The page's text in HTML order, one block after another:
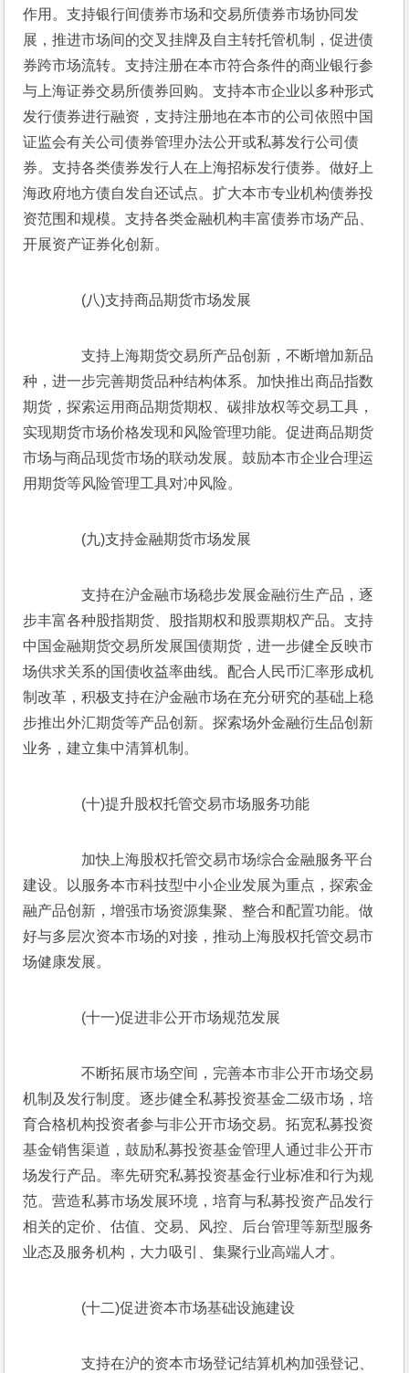
作用。支持银行间债券市场和交易所债券市场协同发
展，推进市场间的交叉挂牌及自主转托管机制，促进债
券跨市场流转。支持注册在本市符合条件的商业银行参
与上海证券交易所债券回购。支持本市企业以多种形式
发行债券进行融资，支持注册地在本市的公司依照中国
证监会有关公司债券管理办法公开或私募发行公司债
券。支持各类债券发行人在上海招标发行债券。做好上
海政府地方债自发自还试点。扩大本市专业机构债券投
资范围和规模。支持各类金融机构丰富债券市场产品、
开展资产证券化创新。
(八)支持商品期货市场发展
支持上海期货交易所产品创新，不断增加新品
种，进一步完善期货品种结构体系。加快推出商品指数
期货，探索运用商品期货期权、碳排放权等交易工具，
实现期货市场价格发现和风险管理功能。促进商品期货
市场与商品现货市场的联动发展。鼓励本市企业合理运
用期货等风险管理工具对冲风险。
(九)支持金融期货市场发展
支持在沪金融市场稳步发展金融衍生产品，逐
步丰富各种股指期货、股指期权和股票期权产品。支持
中国金融期货交易所发展国债期货，进一步健全反映市
场供求关系的国债收益率曲线。配合人民币汇率形成机
制改革，积极支持在沪金融市场在充分研究的基础上稳
步推出外汇期货等产品创新。探索场外金融衍生品创新
业务，建立集中清算机制。
(十)提升股权托管交易市场服务功能
加快上海股权托管交易市场综合金融服务平台
建设。以服务本市科技型中小企业发展为重点，探索金
融产品创新，增强市场资源集聚、整合和配置功能。做
好与多层次资本市场的对接，推动上海股权托管交易市
场健康发展。
(十一)促进非公开市场规范发展
不断拓展市场空间，完善本市非公开市场交易
机制及发行制度。逐步健全私募投资基金二级市场，培
育合格机构投资者参与非公开市场交易。拓宽私募投资
基金销售渠道，鼓励私募投资基金管理人通过非公开市
场发行产品。率先研究私募投资基金行业标准和行为规
范。营造私募市场发展环境，培育与私募投资产品发行
相关的定价、估值、交易、风控、后台管理等新型服务
业态及服务机构，大力吸引、集聚行业高端人才。
(十二)促进资本市场基础设施建设
支持在沪的资本市场登记结算机构加强登记、